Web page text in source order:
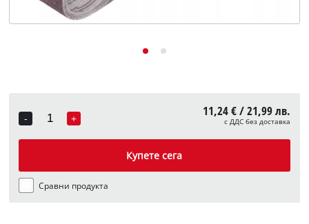
-
Quantity
+ 11,24 € / 21,99 лв.
с ДДС без доставка
Купете сега
Сравни продукта